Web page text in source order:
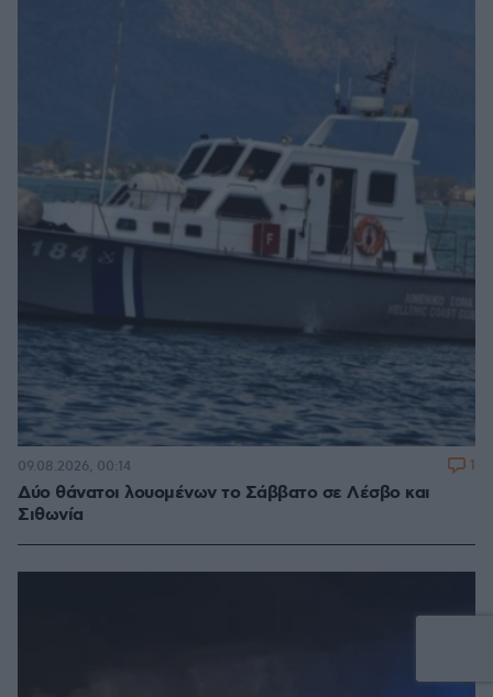
Δύο θάνατοι λουομένων το Σάββατο σε Λέσβο και
Σιθωνία
09.08.2026, 00:14 1